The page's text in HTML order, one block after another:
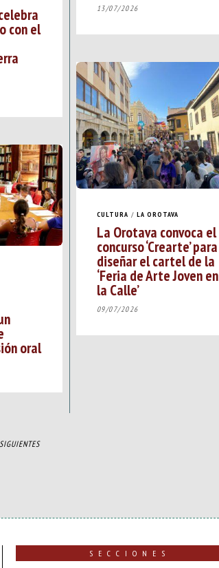
13/07/2026
con el
CULTURA / LA OROTAVA
La Orotava convoca el
concurso ‘Crearte’ para
diseñar el cartel de la
‘Feria de Arte Joven en
la Calle’
09/07/2026
oral
SIGUIENTES
SECCIONES